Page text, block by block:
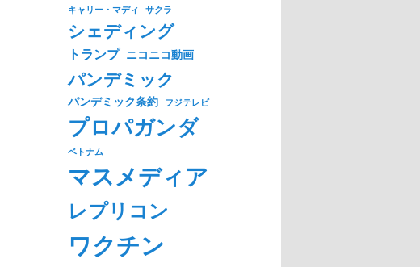
キャリー・マディ サクラ
シェディング
トランプ ニコニコ動画
パンデミック
パンデミック条約 フジテレビ
プロパガンダ
ベトナム
マスメディア
レプリコン
ワクチン